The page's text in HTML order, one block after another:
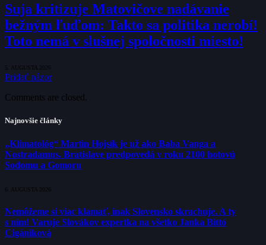
Suja kritizuje Matovičove nadávanie
bežným ľuďom: Takto sa politika nerobí!
Toto nemá v slušnej spoločnosti miesto!
5. AUGUSTA 2026
Pridať názor
Comments are closed.
Najnovšie články
„Klimatológ“ Martin Hojsík je už ako Baba Vanga a
Nostradamus. Bratislave predpovedá v roku 2100 hotovú
Sodomu a Gomoru
6. AUGUSTA 2026
Nemôžeme si viac klamať, inak Slovensko skrachuje. A ty
s ním! Varuje Slovákov expertka na všetko Janka Bittó
Cigániková